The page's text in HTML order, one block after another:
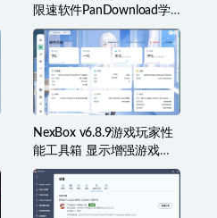
限速软件PanDownload学
习网定制版
NexBox v6.8.9游戏玩家性
能工具箱 显示增强游戏辅
助准星叠加、监控等